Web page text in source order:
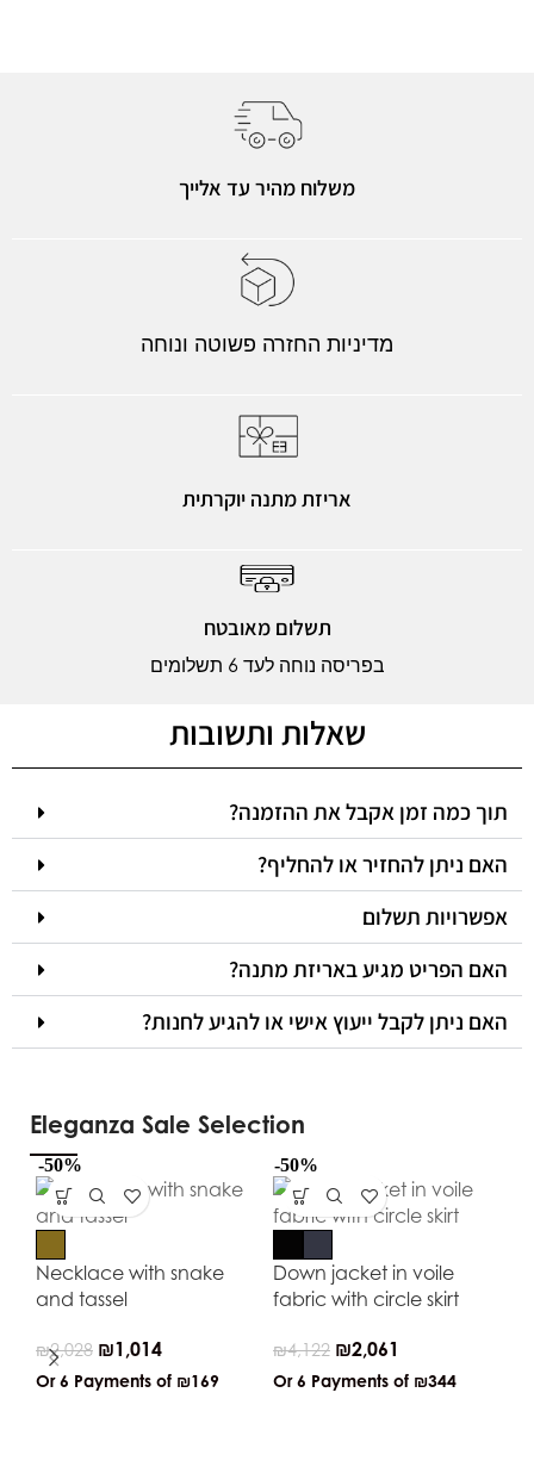
משלוח מהיר עד אלייך
מדיניות החזרה פשוטה ונוחה
אריזת מתנה יוקרתית
תשלום מאובטח
בפריסה נוחה לעד 6 תשלומים
שאלות ותשובות
תוך כמה זמן אקבל את ההזמנה?
האם ניתן להחזיר או להחליף?
אפשרויות תשלום
האם הפריט מגיע באריזת מתנה?
האם ניתן לקבל ייעוץ אישי או להגיע לחנות?
Eleganza Sale Selection
-50%
Necklace with snake
and tassel
₪2,028 ₪1,014
Or 6 Payments of ₪169
-50%
Down jacket in voile
fabric with circle skirt
₪4,122 ₪2,061
Or 6 Payments of ₪344